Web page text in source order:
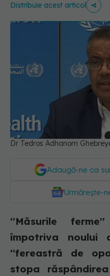
Distribuie acest articol
Dr Tedros Adhanom
Adaugă-ne ca
Urmărește-
''Măsurile
împotriva noului
''fereastră de
stopa